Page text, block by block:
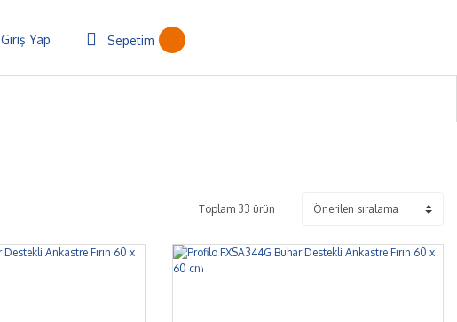
Giriş Yap Sepetim
Toplam 33 ürün
%7